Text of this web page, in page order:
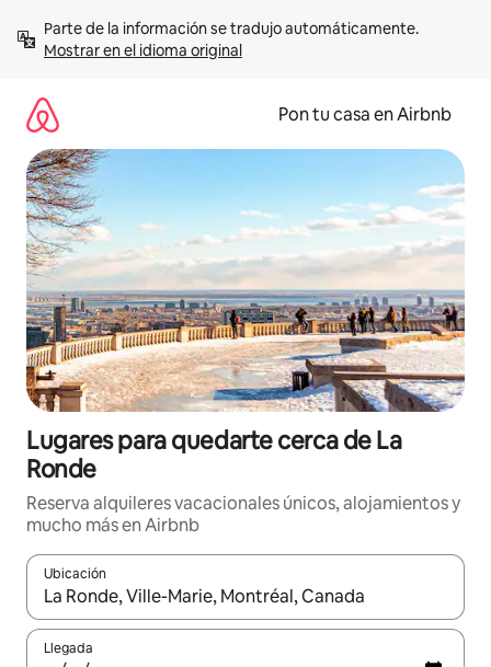
contenidoMostrar en el idioma original
Pon tu casa en Airbnb
Lugares para quedarte cerca de La
Ronde
Reserva alquileres vacacionales únicos, alojamientos y
mucho más en Airbnb
Ubicación
Cuando los resultados estén disponibles, navega con las
Llegada